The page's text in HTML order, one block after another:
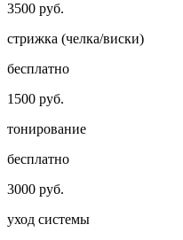
3500 руб.
стрижка (челка/виски)
бесплатно
1500 руб.
тонирование
бесплатно
3000 руб.
уход системы